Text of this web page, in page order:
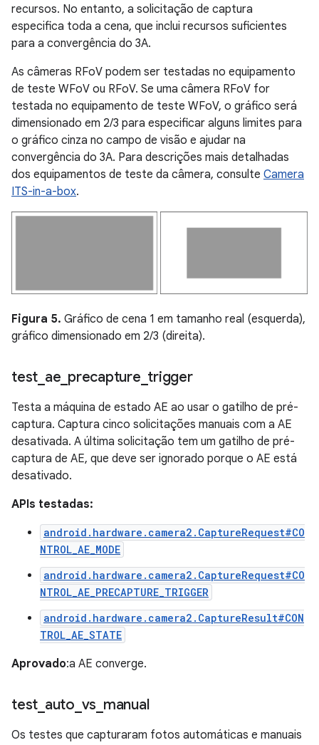
recursos. No entanto, a solicitação de captura
especifica toda a cena, que inclui recursos suficientes
para a convergência do 3A.
As câmeras RFoV podem ser testadas no equipamento
de teste WFoV ou RFoV. Se uma câmera RFoV for
testada no equipamento de teste WFoV, o gráfico será
dimensionado em 2/3 para especificar alguns limites para
o gráfico cinza no campo de visão e ajudar na
convergência do 3A. Para descrições mais detalhadas
dos equipamentos de teste da câmera, consulte Camera
ITS-in-a-box.
Figura 5. Gráfico de cena 1 em tamanho real (esquerda),
gráfico dimensionado em 2/3 (direita).
test ae precapture trigger
Testa a máquina de estado AE ao usar o gatilho de pré-
captura. Captura cinco solicitações manuais com a AE
desativada. A última solicitação tem um gatilho de pré-
captura de AE, que deve ser ignorado porque o AE está
desativado.
APIs testadas:
android.hardware.camera2.CaptureRequest#CO
NTROL_AE_MODE
android.hardware.camera2.CaptureRequest#CO
NTROL_AE_PRECAPTURE_TRIGGER
android.hardware.camera2.CaptureResult#CON
TROL_AE_STATE
Aprovado:a AE converge.
test auto vs manual
Os testes que capturaram fotos automáticas e manuais